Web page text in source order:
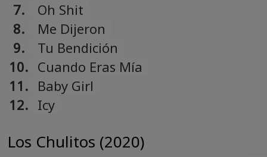
7.
Oh Shit
8.
Me Dijeron
9.
Tu Bendición
10. Cuando Eras Mía
11. Baby Girl
12. Icy
Los Chulitos (2020)